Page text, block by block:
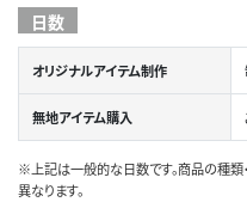
日数
オリジナルアイテム制作
無地アイテム購入
※上記は一般的な日数です。商品の種類
異なります。